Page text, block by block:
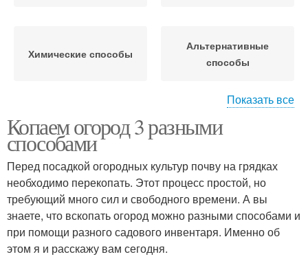
Химические способы
Альтернативные
способы
Разные методы
Показать все
Копаем огород 3 разными
способами
Перед посадкой огородных культур почву на грядках
необходимо перекопать. Этот процесс простой, но
требующий много сил и свободного времени. А вы
знаете, что вскопать огород можно разными способами и
при помощи разного садового инвентаря. Именно об
этом я и расскажу вам сегодня.